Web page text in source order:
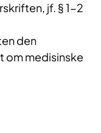
jf. § 1-2
den
om medisinske